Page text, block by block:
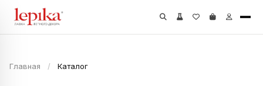
Главная / Каталог